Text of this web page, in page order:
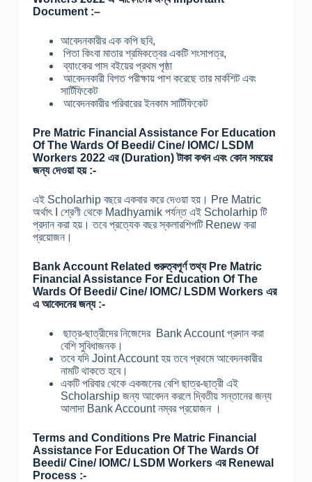
Document :–
আবেদনকারীর এক কপি ছবি,
পিতা কিংবা মাতার শ্রমিকত্বের একটি শংসাপত্র,
ব্যাংকের পাস বইয়ের প্রথম পৃষ্ঠা
আবেদনকারী বিগত পরীক্ষায় পাশ করেছে তার মার্কশিট এবং
সার্টিফিকেট
আবেদনকারীর পরিবারের ইনকাম সার্টিফিকেট
Pre Matric Financial Assistance For Education
Of The Wards Of Beedi/ Cine/ IOMC/ LSDM
Workers 2022 এর (Duration) টাকা কখন এবং কোন সময়ের
জন্য দেওয়া হয় :-
এই Scholarhip বছরে একবার করে দেওয়া হয়। Pre Matric
অর্থাৎ I শ্রেণী থেকে Madhyamik পর্যন্ত এই Scholarhip টি
প্রদান করা হয়। তবে প্রত্যেক বছর স্কলারশিপটি Renew করা
প্রয়োজন।
Bank Account Related গুরুত্বপূর্ণ তথ্য Pre Matric
Financial Assistance For Education Of The
Wards Of Beedi/ Cine/ IOMC/ LSDM Workers এর
এ আবেদনের জন্য :-
ছাত্র-ছাত্রীদের নিজেদের Bank Account প্রদান করা
বেশি সুবিধাজনক।
তবে যদি Joint Account হয় তবে প্রথমে আবেদনকারীর
নামটি থাকতে হবে।
একটি পরিবার থেকে একজনের বেশি ছাত্র-ছাত্রী এই
Scholarship জন্য আবেদন করলে দ্বিতীয় সন্তানের জন্য
আলাদা Bank Account নম্বর প্রয়োজন ।
Terms and Conditions Pre Matric Financial
Assistance For Education Of The Wards Of
Beedi/ Cine/ IOMC/ LSDM Workers এর Renewal
Process :-